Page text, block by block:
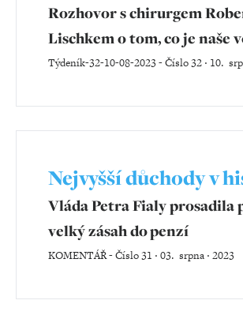
Rozhovor s chirurgem
Lischkem o tom, co je naše
Týdeník-32-10-08-2023 -Číslo 32 ‧ 10.
Nejvyšší důchody v
Vláda Petra Fialy prosadila
velký zásah do penzí
KOMENTÁŘ-Číslo 31 ‧ 03. srpna ‧ 2023